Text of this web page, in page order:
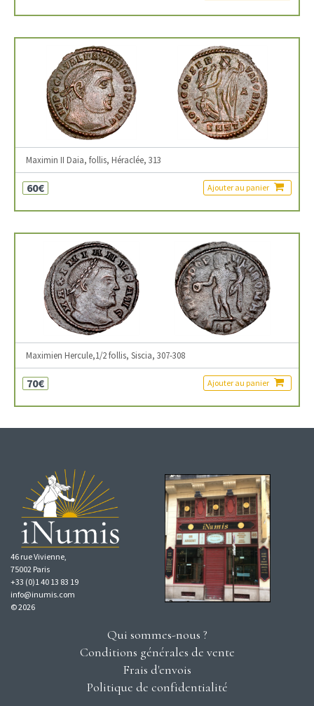
Maximin II Daia, follis, Héraclée, 313
60€ Ajouter au panier
Maximien Hercule,1/2 follis, Siscia, 307-308
70€ Ajouter au panier
46 rue Vivienne,
75002 Paris
+33 (0)1 40 13 83 19
info@inumis.com
© 2026
Qui sommes-nous ?
Conditions générales de vente
Frais d'envois
Politique de confidentialité